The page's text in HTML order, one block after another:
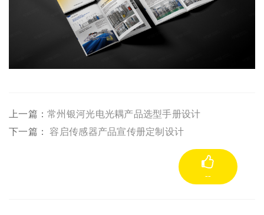
上一篇：常州银河光电光耦产品选型手册设计
下一篇：容启传感器产品宣传册定制设计
--